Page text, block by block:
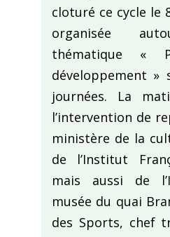
cloturé ce cycle le
organisée
thématique «
développement »
journées. La
l’intervention de
ministère de la
de l’Institut
mais aussi de
musée du quai
des Sports, chef